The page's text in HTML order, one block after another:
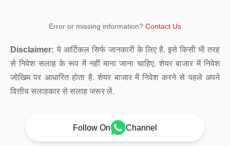
Error or missing information? Contact Us
Disclaimer: ये आर्टिकल सिर्फ जानकारी के लिए है. इसे किसी भी तरह
से निवेश सलाह के रूप में नहीं माना जाना चाहिए. शेयर बाजार में निवेश
जोखिम पर आधारित होता है. शेयर बाजार में निवेश करने से पहले अपने
वित्तीय सलाहकार से सलाह जरूर लें.
Follow On Channel